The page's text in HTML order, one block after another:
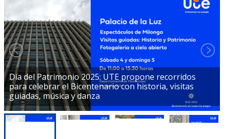
Día del Patrimonio 2025: UTE propone recorridos
para celebrar el Bicentenario con historia, visitas
guiadas, música y danza